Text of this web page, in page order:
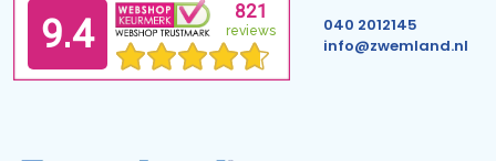
040 2012145
info@zwemland.nl